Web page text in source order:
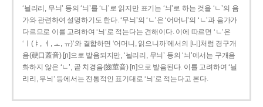
‘늴리리, 무늬’ 등의 ‘늬’를 ‘니’로 읽지만 표기는 ‘늬’로 하는 것을 ‘ㄴ’의 음
가와 관련하여 설명하기도 한다. ‘무늬’의 ‘ㄴ’은 ‘어머니’의 ‘ㄴ’과 음가가
다르므로 이를 고려하여 ‘늬’로 적는다는 견해이다. 이에 따르면 ‘ㄴ’은
‘ㅣ(ㅑ, ㅕ, ㅛ, ㅠ)’와 결합하면 ‘어머니, 읽으니까’에서의 [니]처럼 경구개
음(硬口蓋音) [ɲ]으로 발음되지만, ‘늴리리, 무늬’ 등의 ‘늬’에서는 구개음
화하지 않은 ‘ㄴ’, 곧 치경음(齒莖音) [n]으로 발음된다. 이를 고려하여 ‘늴
리리, 무늬’ 등에서는 전통적인 표기대로 ‘늬’로 적는다고 본다.